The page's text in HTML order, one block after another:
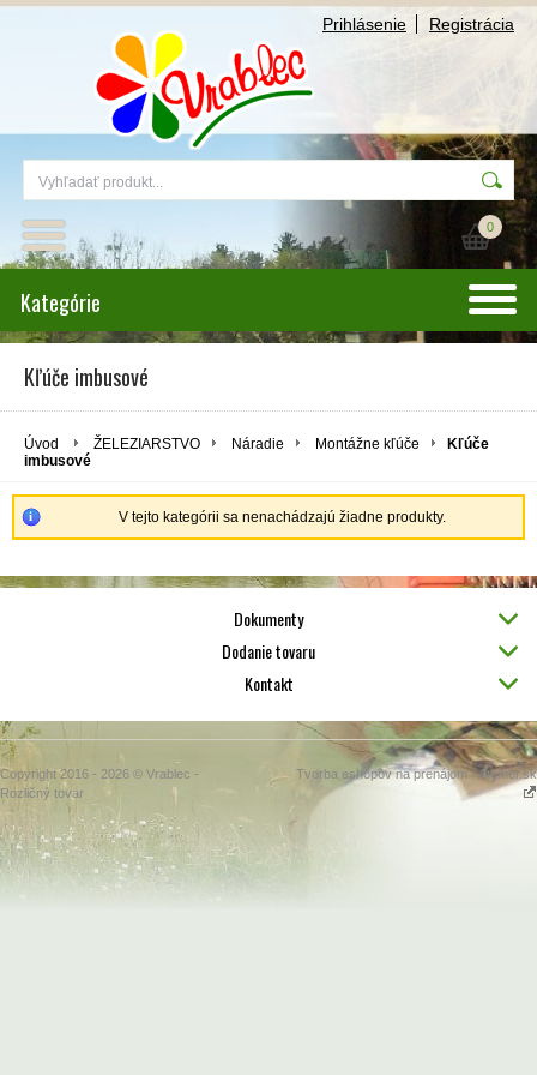
Prihlásenie Registrácia
0
Kategórie
Kľúče imbusové
Úvod ŽELEZIARSTVO Náradie Montážne kľúče
Kľúče
imbusové
V tejto kategórii sa nenachádzajú žiadne produkty.
Dokumenty
Dodanie tovaru
Kontakt
Copyright 2016 - 2026 © Vrablec -
Rozličný tovar
Tvorba eshopov na prenájom - Atomer.sk